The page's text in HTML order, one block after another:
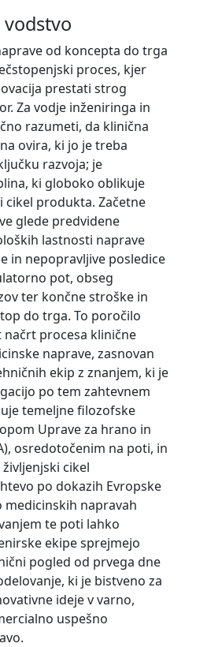
vodstvo
od koncepta do trga
proces, kjer
prestati strog
Za vodje inženiringa in
razumeti, da klinična
ovira, ki jo je treba
razvoja; je
ki globoko oblikuje
cikel produkta. Začetne
glede predvidene
lastnosti naprave
in nepopravljive posledice
pot, obseg
ter končne stroške in
do trga. To poročilo
načrt procesa klinične
naprave, zasnovan
ekip z znanjem, ki je
po tem zahtevnem
temeljne filozofske
Uprave za hrano in
osredotočenim na poti, in
cikel
po dokazih Evropske
medicinskih napravah
te poti lahko
ekipe sprejmejo
pogled od prvega dne
ki je bistveno za
ideje v varno,
uspešno